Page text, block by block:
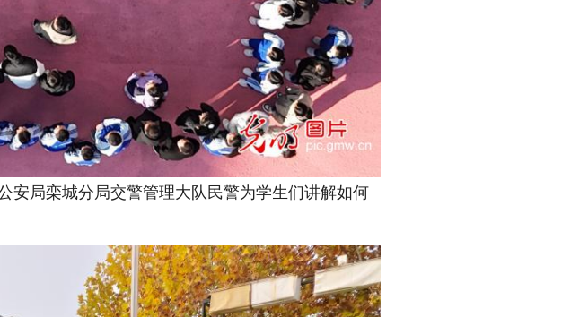
局栾城分局交警管理大队民警为学生们讲解如何